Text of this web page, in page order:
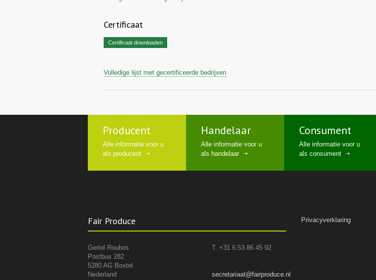
Certificaat
Certificaat downloaden
Volledige lijst met gecertificeerde bedrijven
Producent
Alle informatie voor u
als producent
Handelaar
Alle informatie voor u
als handelaar
Consument
Alle informatie voor u
als consument
Fair Produce
Gerlof Roubos
T. +31 6 53 86 45 92
Postbus 282
5280 AG Boxtel
Nederland
secretariaat@fairproduce.nl
Privacyverklaring